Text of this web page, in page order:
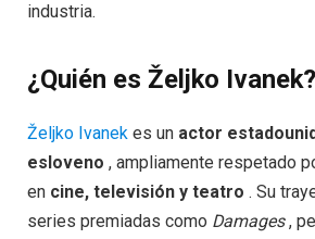
industria.
¿Quién es Željko Ivanek?
Željko Ivanek es un actor
esloveno , ampliamente respetado
en cine, televisión y teatro . Su
series premiadas como Damages,